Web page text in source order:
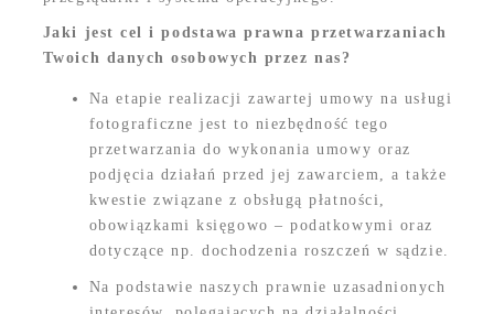
Jaki jest cel i podstawa prawna przetwarzaniach
Twoich danych osobowych przez nas?
Na etapie realizacji zawartej umowy na usługi
fotograficzne jest to niezbędność tego
przetwarzania do wykonania umowy oraz
podjęcia działań przed jej zawarciem, a także
kwestie związane z obsługą płatności,
obowiązkami księgowo – podatkowymi oraz
dotyczące np. dochodzenia roszczeń w sądzie.
Na podstawie naszych prawnie uzasadnionych